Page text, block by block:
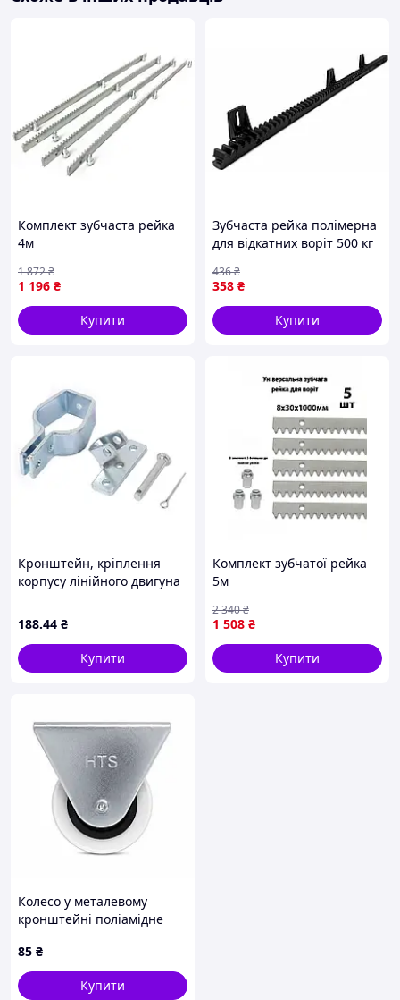
Комплект зубчаста рейка
4м
1 196 ₴
1 872₴
Купити
Зубчаста рейка полімерна
для відкатних воріт 500 кг
358 ₴
436₴
Купити
Кронштейн, кріплення
корпусу лінійного двигуна
188.44 ₴
Купити
Комплект зубчатої рейка
5м
1 508 ₴
2 340₴
Купити
Колесо у металевому
кронштейні поліамідне
гумове 105 мм для
розсувних воріт, дверей та
напрямних
85 ₴
Купити